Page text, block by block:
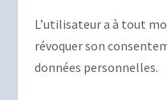
L’utilisateur a à tout
révoquer son
données personnelles.